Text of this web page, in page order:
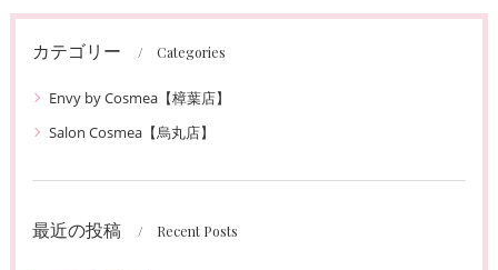
カテゴリー Categories
Envy by Cosmea【樟葉店】
Salon Cosmea【烏丸店】
最近の投稿 Recent Posts